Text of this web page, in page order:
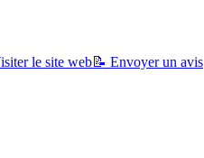
le site web📝 Envoyer un avis